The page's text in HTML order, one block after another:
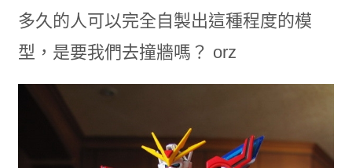
多久的人可以完全自製出這種程度的模
型，是要我們去撞牆嗎？ orz